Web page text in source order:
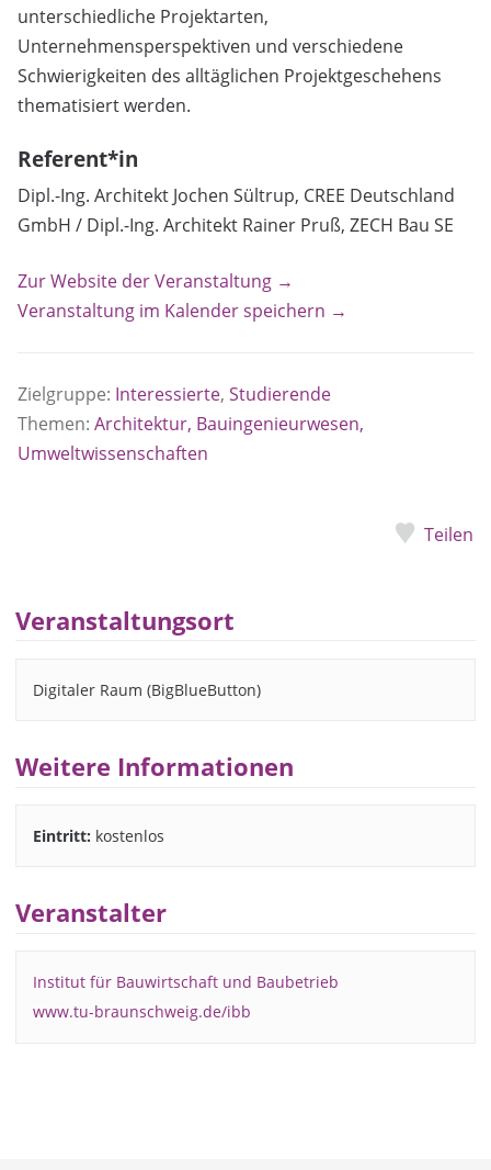
unterschiedliche Projektarten,
Unternehmensperspektiven und verschiedene
Schwierigkeiten des alltäglichen Projektgeschehens
thematisiert werden.
Referent*in
Dipl.-Ing. Architekt Jochen Sültrup, CREE Deutschland
GmbH / Dipl.-Ing. Architekt Rainer Pruß, ZECH Bau SE
Zur Website der Veranstaltung →
Veranstaltung im Kalender speichern →
Zielgruppe: Interessierte, Studierende
Themen: Architektur, Bauingenieurwesen,
Umweltwissenschaften
Teilen
Veranstaltungsort
Digitaler Raum (BigBlueButton)
Weitere Informationen
Eintritt: kostenlos
Veranstalter
Institut für Bauwirtschaft und Baubetrieb
www.tu-braunschweig.de/ibb